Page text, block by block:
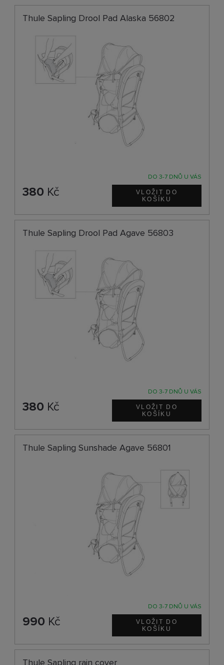
Thule Sapling Drool Pad Alaska 56802
DO 3-7 DNŮ U VÁS
380 Kč
Thule Sapling Drool Pad Agave 56803
DO 3-7 DNŮ U VÁS
380 Kč
Thule Sapling Sunshade Agave 56801
DO 3-7 DNŮ U VÁS
990 Kč
Thule Sapling rain cover